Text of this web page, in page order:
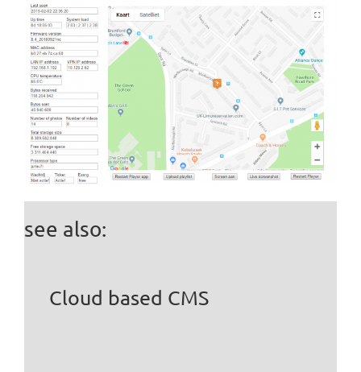
see also:
Cloud based CMS